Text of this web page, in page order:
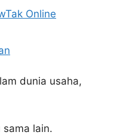
Online
dunia usaha,
lain.